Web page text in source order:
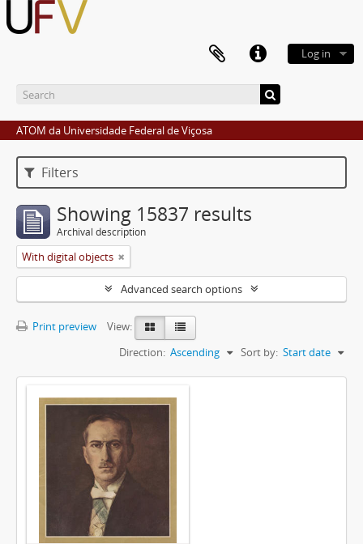
Log in
ATOM da Universidade Federal de Viçosa
Filters
Showing 15837 results
Archival description
With digital objects
Advanced search options
Print preview
View:
Sort by: Start date
Direction: Ascending